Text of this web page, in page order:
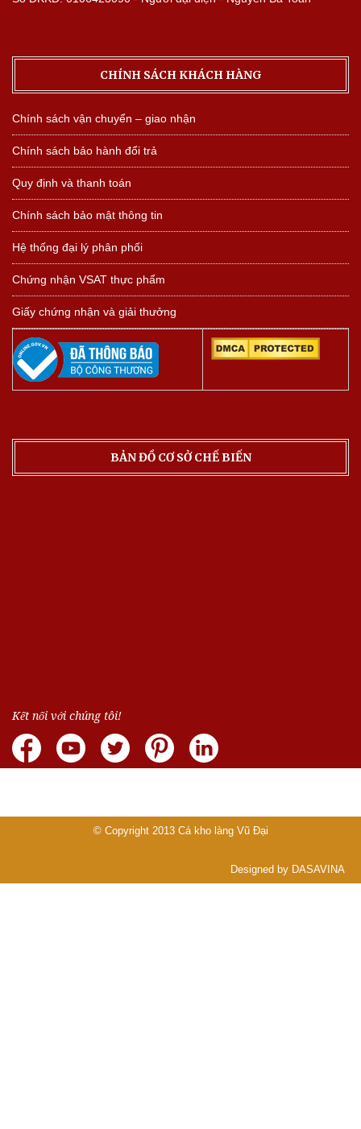
CHÍNH SÁCH KHÁCH HÀNG
Chính sách vận chuyển – giao nhận
Chính sách bảo hành đổi trả
Quy định và thanh toán
Chính sách bảo mật thông tin
Hệ thống đại lý phân phối
Chứng nhận VSAT thực phẩm
Giấy chứng nhận và giải thưởng
BẢN ĐỒ CƠ SỞ CHẾ BIẾN
Kết nối với chúng tôi!
© Copyright 2013 Cá kho làng Vũ Đại
Designed by DASAVINA